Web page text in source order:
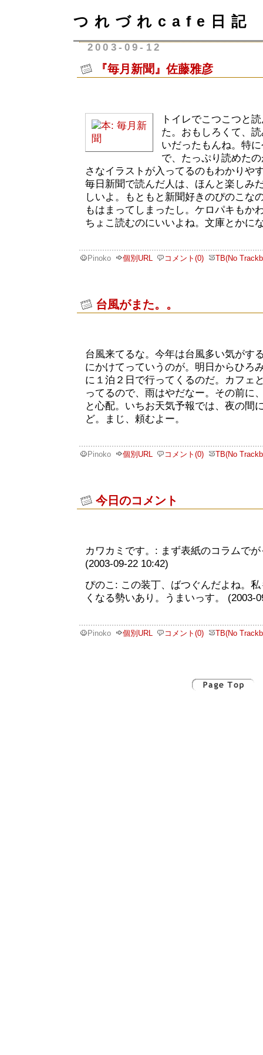
つれづれcafe日記
2003-09-12
『毎月新聞』佐藤雅彦
トイレでこつこつと
た。おもしろくて、
いだったもんね。特
で、たっぷり読めた
さなイラストが入ってるのもわかりや
毎日新聞で読んだ人は、ほんと楽しみ
しいよ。もともと新聞好きのぴのこな
もはまってしまったし。ケロパキもか
ちょこ読むのにいいよね。文庫とかに
Pinoko 個別URL コメント(0) TB(No
台風がまた。。
台風来てるな。今年は台風多い気がす
にかけてっていうのが。明日からひろ
に１泊２日で行ってくるのだ。カフェ
ってるので、雨はやだなー。その前に
と心配。いちお天気予報では、夜の間
ど。まじ、頼むよー。
Pinoko 個別URL コメント(0) TB(No
今日のコメント
カワカミです。: まず表紙のコラムで
(2003-09-22 10:42)
ぴのこ: この装丁、ばつぐんだよね。
くなる勢いあり。うまいっす。 (2003-
Pinoko 個別URL コメント(0) TB(No